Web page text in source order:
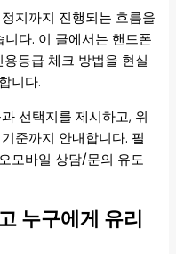
지까지 진행되는 흐름을
다. 이 글에서는 핸드폰
등급 체크 방법을 현실
니다.
선택지를 제시하고, 위
준까지 안내합니다. 필
모바일 상담/문의 유도
누구에게 유리